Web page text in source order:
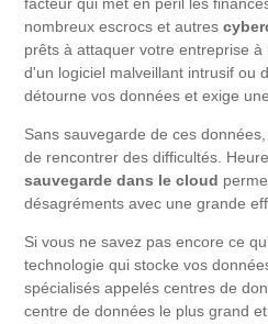
nombreux escrocs et autres
prêts à attaquer votre entreprise à
d'un logiciel malveillant intrusif ou
détourne vos données et exige
Sans sauvegarde de ces
de rencontrer des difficultés.
sauvegarde dans le cloud
désagréments avec une grande
Si vous ne savez pas encore ce
technologie qui stocke vos
spécialisés appelés centres de
centre de données le plus grand